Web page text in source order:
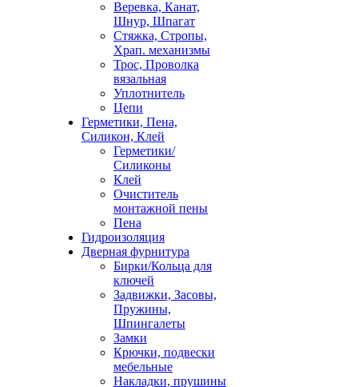
Веревка, Канат,
Шнур, Шпагат
Стяжка, Стропы,
Храп. механизмы
Трос, Проволка
вязальная
Уплотнитель
Цепи
Герметики, Пена,
Силикон, Клей
Герметики/
Силиконы
Клей
Очиститель
монтажной пены
Пена
Гидроизоляция
Дверная фурнитура
Бирки/Кольца для
ключей
Задвижки, Засовы,
Пружины,
Шпингалеты
Замки
Крючки, подвески
мебельные
Накладки, прушины